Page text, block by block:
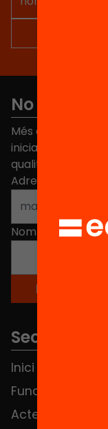
No et perdis
Més de 40.000
iniciatives,
qualitat de
Adreça
Nom
Seccions
Inici
Fundació
Actes